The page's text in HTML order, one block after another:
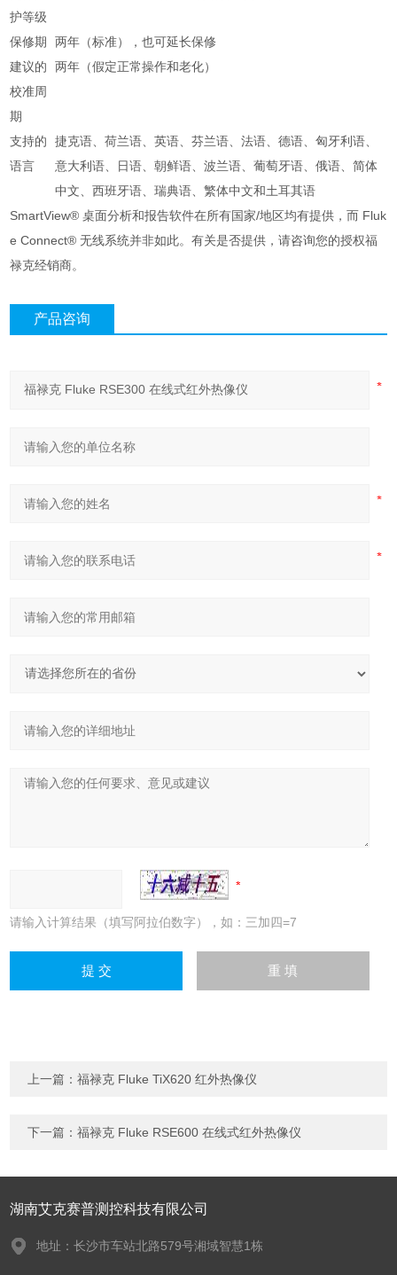
护等级
保修期
两年（标准），也可延长保修
建议的
校准周
期
两年（假定正常操作和老化）
支持的
语言
捷克语、荷兰语、英语、芬兰语、法语、德语、匈牙利语、
意大利语、日语、朝鲜语、波兰语、葡萄牙语、俄语、简体
中文、西班牙语、瑞典语、繁体中文和土耳其语
SmartView® 桌面分析和报告软件在所有国家/地区均有提供，而 Fluk
e Connect® 无线系统并非如此。有关是否提供，请咨询您的授权福
禄克经销商。
产品咨询
请输入计算结果（填写阿拉伯数字），如：三加四=7
上一篇：福禄克 Fluke TiX620 红外热像仪
下一篇：福禄克 Fluke RSE600 在线式红外热像仪
湖南艾克赛普测控科技有限公司
地址：长沙市车站北路579号湘域智慧1栋